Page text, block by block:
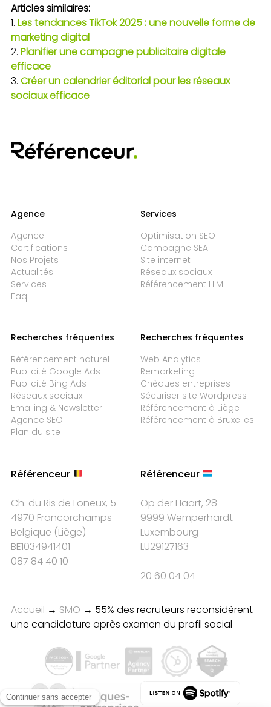
Articles similaires:
Les tendances TikTok 2025 : une nouvelle forme de
marketing digital
Planifier une campagne publicitaire digitale
efficace
Créer un calendrier éditorial pour les réseaux
sociaux efficace
Agence
Agence
Certifications
Nos Projets
Actualités
Services
Faq
Services
Optimisation SEO
Campagne SEA
Site internet
Réseaux sociaux
Référencement LLM
Recherches fréquentes
Référencement naturel
Publicité Google Ads
Publicité Bing Ads
Réseaux sociaux
Emailing & Newsletter
Agence SEO
Plan du site
Recherches fréquentes
Web Analytics
Remarketing
Chèques entreprises
Sécuriser site Wordpress
Référencement à Liège
Référencement à Bruxelles
Référenceur
Ch. du Ris de Loneux, 5
4970 Francorchamps
Belgique (Liège)
BE1034941401
087 84 40 10
Référenceur
Op der Haart, 28
9999 Wemperhardt
Luxembourg
LU29127163
20 60 04 04
Accueil → SMO → 55% des recruteurs reconsidèrent
une candidature après examen du profil social